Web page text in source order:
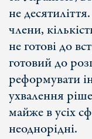
не
члени,
не готові до
готовий до
реформувати
ухвалення
майже в усіх
неоднорідні.